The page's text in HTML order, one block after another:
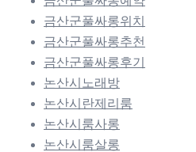
금산군풀싸롱위치
금산군풀싸롱추천
금산군풀싸롱후기
논산시노래방
논산시란제리룸
논산시룸사롱
논산시룸살롱